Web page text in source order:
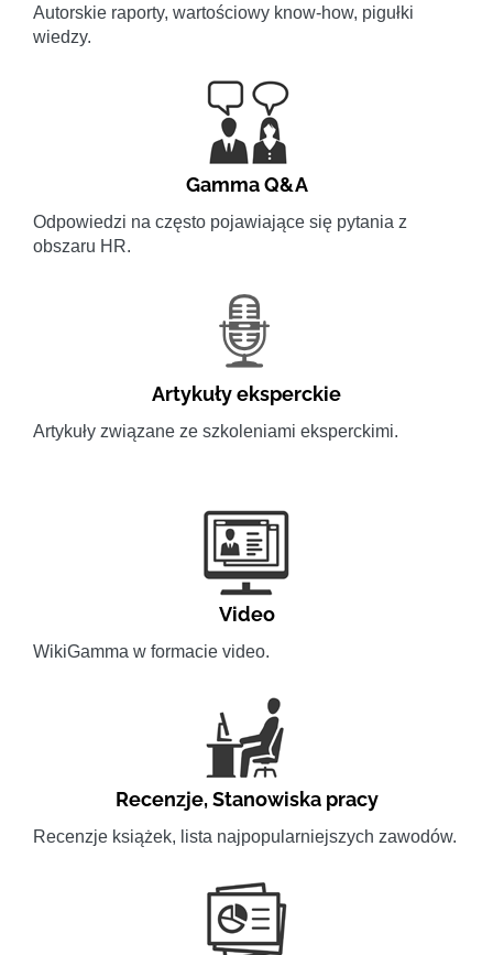
Autorskie raporty, wartościowy know-how, pigułki
wiedzy.
Gamma Q&A
Odpowiedzi na często pojawiające się pytania z
obszaru HR.
Artykuły eksperckie
Artykuły związane ze szkoleniami eksperckimi.
Video
WikiGamma w formacie video.
Recenzje,Stanowiska pracy
Recenzje książek, lista najpopularniejszych zawodów.